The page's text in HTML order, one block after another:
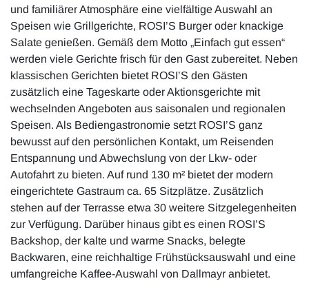
und familiärer Atmosphäre eine vielfältige Auswahl an
Speisen wie Grillgerichte, ROSI’S Burger oder knackige
Salate genießen. Gemäß dem Motto „Einfach gut essen“
werden viele Gerichte frisch für den Gast zubereitet. Neben
klassischen Gerichten bietet ROSI’S den Gästen
zusätzlich eine Tageskarte oder Aktionsgerichte mit
wechselnden Angeboten aus saisonalen und regionalen
Speisen. Als Bediengastronomie setzt ROSI’S ganz
bewusst auf den persönlichen Kontakt, um Reisenden
Entspannung und Abwechslung von der Lkw- oder
Autofahrt zu bieten. Auf rund 130 m² bietet der modern
eingerichtete Gastraum ca. 65 Sitzplätze. Zusätzlich
stehen auf der Terrasse etwa 30 weitere Sitzgelegenheiten
zur Verfügung. Darüber hinaus gibt es einen ROSI’S
Backshop, der kalte und warme Snacks, belegte
Backwaren, eine reichhaltige Frühstücksauswahl und eine
umfangreiche Kaffee-Auswahl von Dallmayr anbietet.